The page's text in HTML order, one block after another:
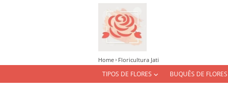
TIPOS DE FLORES BUQUÊS DE FLORES
Home Floricultura Jati